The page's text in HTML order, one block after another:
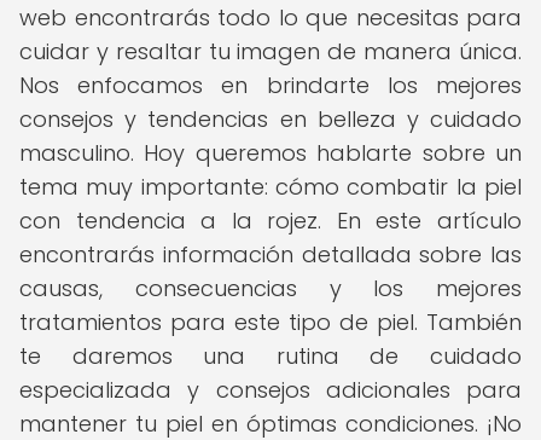
web encontrarás todo lo que necesitas para
cuidar y resaltar tu imagen de manera única.
Nos enfocamos en brindarte los mejores
consejos y tendencias en belleza y cuidado
masculino. Hoy queremos hablarte sobre un
tema muy importante: cómo combatir la piel
con tendencia a la rojez. En este artículo
encontrarás información detallada sobre las
causas, consecuencias y los mejores
tratamientos para este tipo de piel. También
te daremos una rutina de cuidado
especializada y consejos adicionales para
mantener tu piel en óptimas condiciones. ¡No